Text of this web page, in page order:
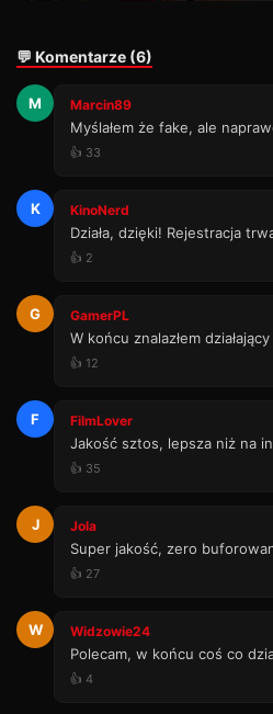
💬 Komentarze (6)
M Marcin89
Myślałem że fake, ale
👍 33
K KinoNerd
Działa, dzięki! Rejestracja
👍 2
G GamerPL
W końcu znalazłem
👍 12
F FilmLover
Jakość sztos, lepsza niż na
👍 35
J Jola
Super jakość, zero
👍 27
W Widzowie24
Polecam, w końcu coś co
👍 4